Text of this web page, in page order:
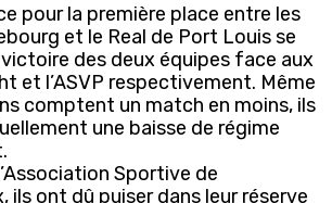
pour la première place entre les
et le Real de Port Louis se
des deux équipes face aux
et l’ASVP respectivement. Même
comptent un match en moins, ils
une baisse de régime
Sportive de
ils ont dû puiser dans leur réserve